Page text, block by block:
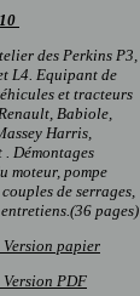
des Perkins P3,
L4. Equipant de
et tracteurs
Babiole,
Harris,
Démontages
moteur, pompe
de serrages,
pages)
papier
PDF